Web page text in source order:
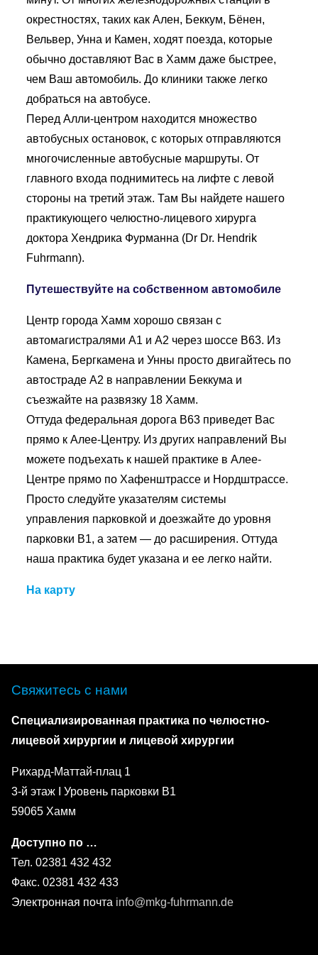
окрестностях, таких как Ален, Беккум, Бёнен,
Вельвер, Унна и Камен, ходят поезда, которые
обычно доставляют Вас в Хамм даже быстрее,
чем Ваш автомобиль. До клиники также легко
добраться на автобусе.
Перед Алли-центром находится множество
автобусных остановок, с которых отправляются
многочисленные автобусные маршруты. От
главного входа поднимитесь на лифте с левой
стороны на третий этаж. Там Вы найдете нашего
практикующего челюстно-лицевого хирурга
доктора Хендрика Фурманна (Dr Dr. Hendrik
Fuhrmann).
Путешествуйте на собственном автомобиле
Центр города Хамм хорошо связан с
автомагистралями A1 и A2 через шоссе B63. Из
Камена, Бергкамена и Унны просто двигайтесь по
автостраде А2 в направлении Беккума и
съезжайте на развязку 18 Хамм.
Оттуда федеральная дорога B63 приведет Вас
прямо к Алее-Центру. Из других направлений Вы
можете подъехать к нашей практике в Алее-
Центре прямо по Хафенштрассе и Нордштрассе.
Просто следуйте указателям системы
управления парковкой и доезжайте до уровня
парковки B1, а затем — до расширения. Оттуда
наша практика будет указана и ее легко найти.
На карту
Свяжитесь с нами
Специализированная практика по челюстно-
лицевой хирургии и лицевой хирургии
Рихард-Маттай-плац 1
3-й этаж I Уровень парковки B1
59065 Хамм
Доступно по …
Тел. 02381 432 432
Факс. 02381 432 433
Электронная почта info@mkg-fuhrmann.de